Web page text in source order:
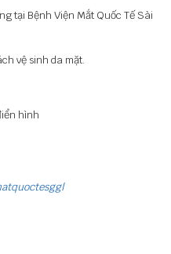
tại Bệnh Viện Mắt Quốc Tế Sài
vệ sinh da mặt.
hình